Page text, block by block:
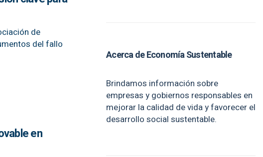
de
del fallo
en
Acerca de Economía Sustentable
Brindamos información sobre
empresas y gobiernos responsables en
mejorar la calidad de vida y favorecer el
desarrollo social sustentable.